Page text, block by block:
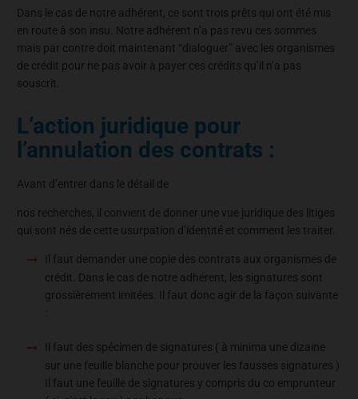
Dans le cas de notre adhérent, ce sont trois prêts qui ont été mis
en route à son insu. Notre adhérent n’a pas revu ces sommes
mais par contre doit maintenant “dialoguer” avec les organismes
de crédit pour ne pas avoir à payer ces crédits qu’il n’a pas
souscrit.
L’action juridique pour
l’annulation des contrats :
Avant d’entrer dans le détail de
nos recherches, il convient de donner une vue juridique des litiges
qui sont nés de cette usurpation d’identité et comment les traiter.
Il faut demander une copie des contrats aux organismes de
crédit. Dans le cas de notre adhérent, les signatures sont
grossièrement imitées. Il faut donc agir de la façon suivante
:
Il faut des spécimen de signatures ( à minima une dizaine
sur une feuille blanche pour prouver les fausses signatures )
Il faut une feuille de signatures y compris du co emprunteur